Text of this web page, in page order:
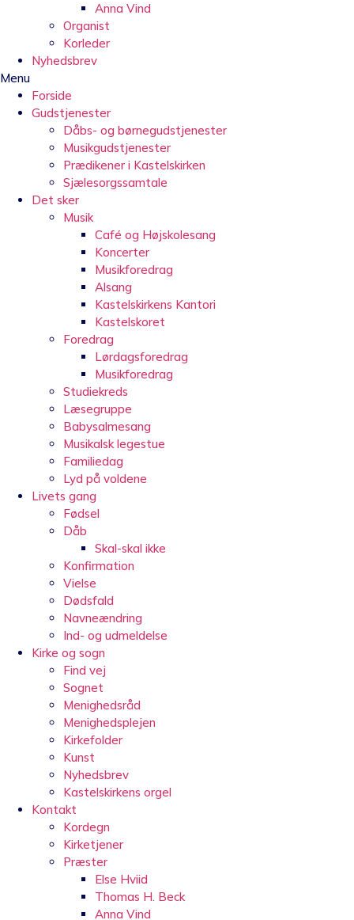
Anna Vind
Organist
Korleder
Nyhedsbrev
Menu
Forside
Gudstjenester
Dåbs- og børnegudstjenester
Musikgudstjenester
Prædikener i Kastelskirken
Sjælesorgssamtale
Det sker
Musik
Café og Højskolesang
Koncerter
Musikforedrag
Alsang
Kastelskirkens Kantori
Kastelskoret
Foredrag
Lørdagsforedrag
Musikforedrag
Studiekreds
Læsegruppe
Babysalmesang
Musikalsk legestue
Familiedag
Lyd på voldene
Livets gang
Fødsel
Dåb
Skal-skal ikke
Konfirmation
Vielse
Dødsfald
Navneændring
Ind- og udmeldelse
Kirke og sogn
Find vej
Sognet
Menighedsråd
Menighedsplejen
Kirkefolder
Kunst
Nyhedsbrev
Kastelskirkens orgel
Kontakt
Kordegn
Kirketjener
Præster
Else Hviid
Thomas H. Beck
Anna Vind